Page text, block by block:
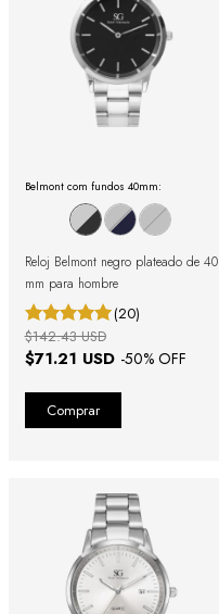
Belmont com fundos 40mm:
Reloj Belmont negro plateado de 40
mm para hombre
(20)
$71.21 USD -50% OFF
$142.43 USD